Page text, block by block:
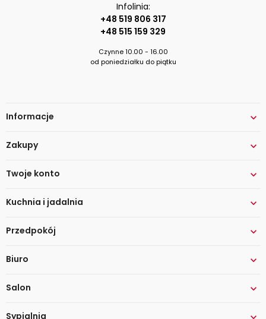
Infolinia:
+48 519 806 317
+48 515 159 329
Czynne 10.00 - 16.00
od poniedziałku do piątku
Informacje 
Zakupy 
Twoje konto 
Kuchnia i jadalnia 
Przedpokój 
Biuro 
Salon 
Sypialnia